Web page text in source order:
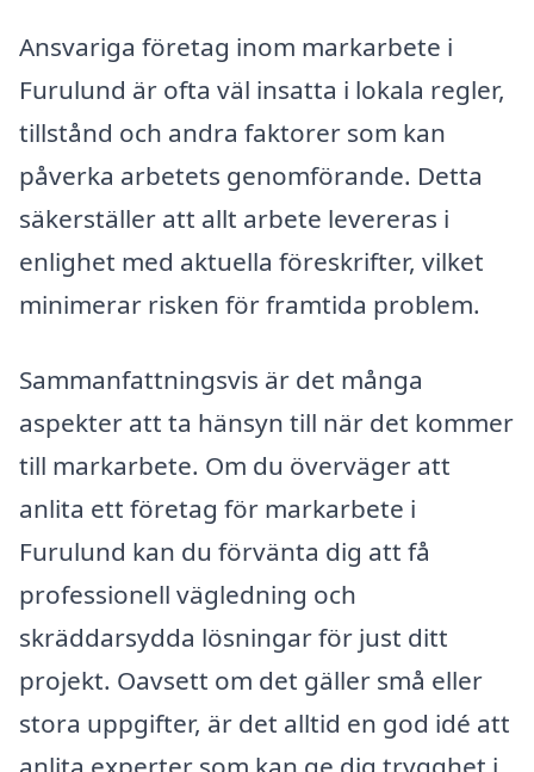
Ansvariga företag inom markarbete i
Furulund är ofta väl insatta i lokala regler,
tillstånd och andra faktorer som kan
påverka arbetets genomförande. Detta
säkerställer att allt arbete levereras i
enlighet med aktuella föreskrifter, vilket
minimerar risken för framtida problem.
Sammanfattningsvis är det många
aspekter att ta hänsyn till när det kommer
till markarbete. Om du överväger att
anlita ett företag för markarbete i
Furulund kan du förvänta dig att få
professionell vägledning och
skräddarsydda lösningar för just ditt
projekt. Oavsett om det gäller små eller
stora uppgifter, är det alltid en god idé att